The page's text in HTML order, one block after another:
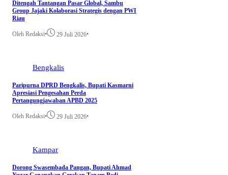
Ditengah Tantangan Pasar Global, Sambu
Group Jajaki Kolaborasi Strategis dengan PWI
Riau
Oleh Redaksi• 29 Juli 2026•
Bengkalis
Paripurna DPRD Bengkalis, Bupati Kasmarni
Apresiasi Pengesahan Perda
Pertangungjawaban APBD 2025
Oleh Redaksi• 29 Juli 2026•
Kampar
Dorong Swasembada Pangan, Bupati Ahmad